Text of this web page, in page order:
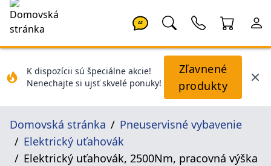
AI
K dispozícii sú špeciálne akcie!
Nenechajte si ujsť skvelé ponuky!
Zľavnené
produkty
Domovská stránka
Pneuservisné vybavenie
Elektrický uťahovák
Elektrický uťahovák, 2500Nm, pracovná výška